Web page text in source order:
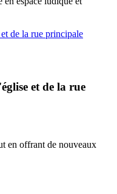
et de la rue
en offrant de nouveaux